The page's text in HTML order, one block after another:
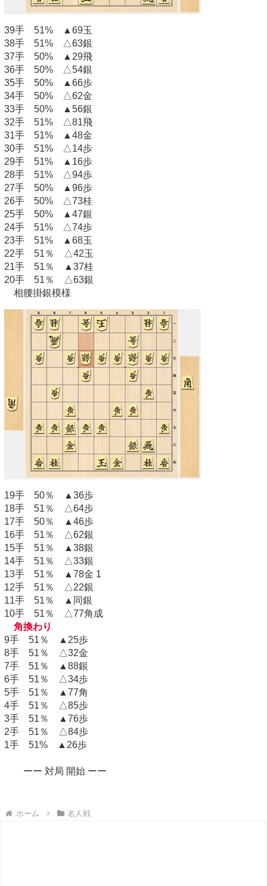
39手 51% ▲69玉
38手 51% △63銀
37手 50% ▲29飛
36手 50% △54銀
35手 50% ▲66歩
34手 50% △62金
33手 50% ▲56銀
32手 51% △81飛
31手 51% ▲48金
30手 51% △14歩
29手 51% ▲16歩
28手 51% △94歩
27手 50% ▲96歩
26手 50% △73桂
25手 50% ▲47銀
24手 51% △74歩
23手 51% ▲68玉
22手 51％ △42玉
21手 51％ ▲37桂
20手 51％ △63銀
相腰掛銀模様
19手 50％ ▲36歩
18手 51％ △64歩
17手 50％ ▲46歩
16手 51％ △62銀
15手 51％ ▲38銀
14手 51％ △33銀
13手 51％ ▲78金 1
12手 51％ △22銀
11手 51％ ▲同銀
10手 51％ △77角成
角換わり
9手 51％ ▲25歩
8手 51％ △32金
7手 51％ ▲88銀
6手 51％ △34歩
5手 51％ ▲77角
4手 51％ △85歩
3手 51％ ▲76歩
2手 51％ △84歩
1手 51% ▲26歩
ーー 対局 開始 ーー
ホーム 名人戦